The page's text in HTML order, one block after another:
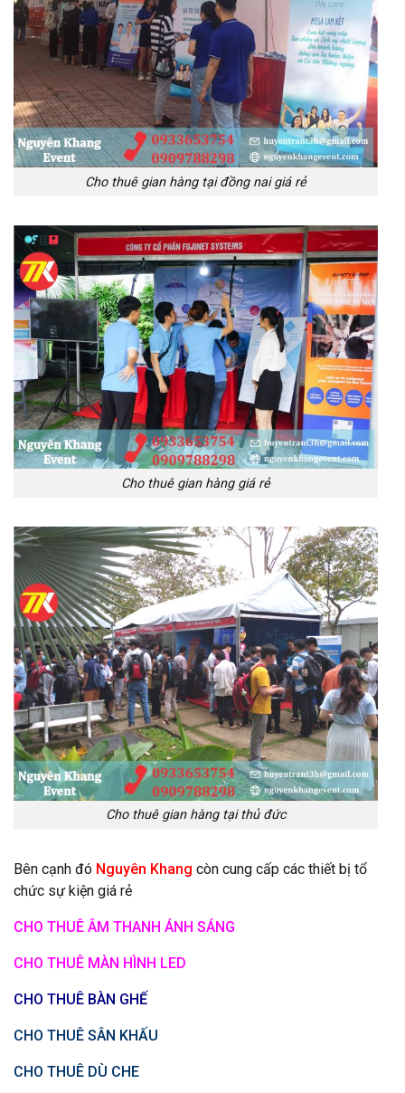
Cho thuê gian hàng tại đồng nai giá rẻ
Cho thuê gian hàng giá rẻ
Cho thuê gian hàng tại thủ đức
Bên cạnh đó Nguyên Khang còn cung cấp các thiết bị tổ
chức sự kiện giá rẻ
CHO THUÊ ÂM THANH ÁNH SÁNG
CHO THUÊ MÀN HÌNH LED
CHO THUÊ BÀN GHẾ
CHO THUÊ SÂN KHẤU
CHO THUÊ DÙ CHE